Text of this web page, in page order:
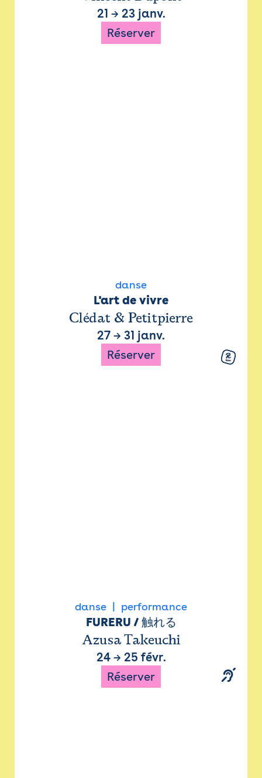
21 → 23 janv.
Réserver
danse
L'art de vivre
Clédat & Petitpierre
27 → 31 janv.
Réserver
danse performance
FURERU / 触れる
Azusa Takeuchi
24→ 25 févr.
Réserver